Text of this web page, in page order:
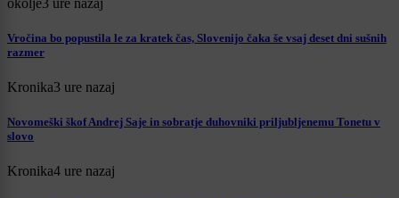
Vročina bo popustila le za kratek čas, Slovenijo čaka še vsaj deset dni sušnih
razmer
Kronika3 ure nazaj
Novomeški škof Andrej Saje in sobratje duhovniki priljubljenemu Tonetu v
slovo
Kronika4 ure nazaj